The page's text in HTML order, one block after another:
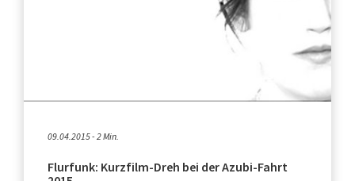
09.04.2015 - 2 Min.
Flurfunk: Kurzfilm-Dreh bei der Azubi-Fahrt